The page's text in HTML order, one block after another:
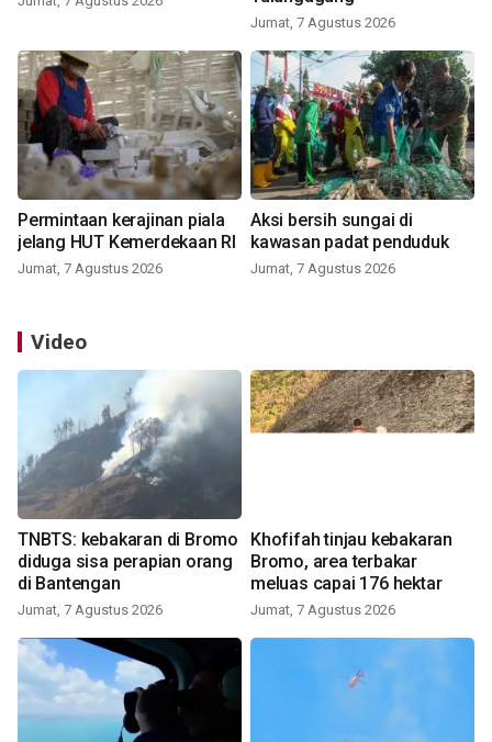
Jumat, 7 Agustus 2026
Permintaan kerajinan piala
jelang HUT Kemerdekaan RI
Jumat, 7 Agustus 2026
Aksi bersih sungai di
kawasan padat penduduk
Jumat, 7 Agustus 2026
Video
TNBTS: kebakaran di Bromo
diduga sisa perapian orang
di Bantengan
Jumat, 7 Agustus 2026
Khofifah tinjau kebakaran
Bromo, area terbakar
meluas capai 176 hektar
Jumat, 7 Agustus 2026